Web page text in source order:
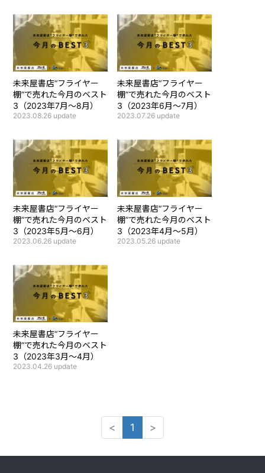
未来屋書店“フライヤー
棚”で売れた今月のベスト
3（2023年7月～8月）
2023.08.26 update
未来屋書店“フライヤー
棚”で売れた今月のベスト
3（2023年6月～7月）
2023.07.26 update
未来屋書店“フライヤー
棚”で売れた今月のベスト
3（2023年5月～6月）
2023.06.26 update
未来屋書店“フライヤー
棚”で売れた今月のベスト
3（2023年4月～5月）
2023.05.26 update
未来屋書店“フライヤー
棚”で売れた今月のベスト
3（2023年3月～4月）
2023.04.26 update
< 1 >